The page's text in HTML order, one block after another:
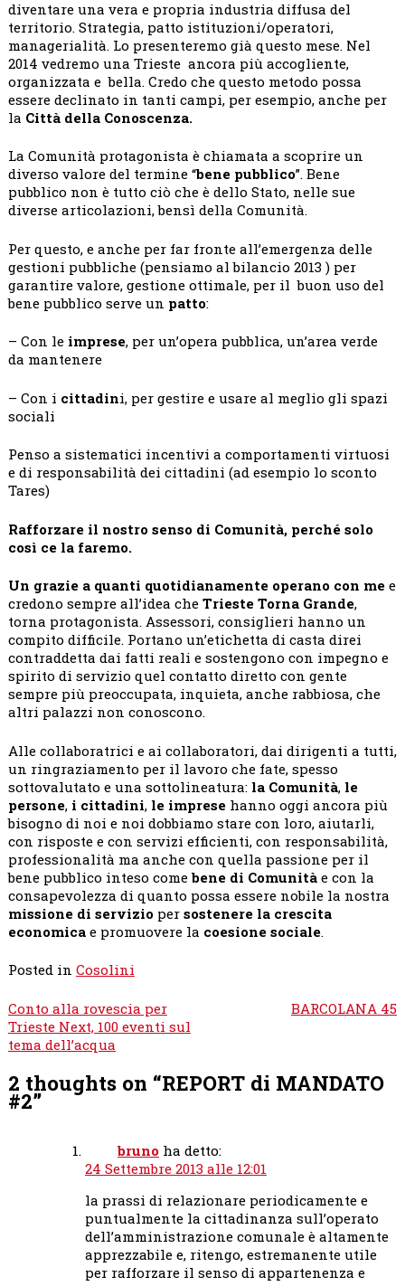
diventare una vera e propria industria diffusa del
territorio. Strategia, patto istituzioni/operatori,
managerialità. Lo presenteremo già questo mese. Nel
2014 vedremo una Trieste ancora più accogliente,
organizzata e bella. Credo che questo metodo possa
essere declinato in tanti campi, per esempio, anche per
la Città della Conoscenza.
La Comunità protagonista è chiamata a scoprire un
diverso valore del termine “bene pubblico”. Bene
pubblico non è tutto ciò che è dello Stato, nelle sue
diverse articolazioni, bensì della Comunità.
Per questo, e anche per far fronte all’emergenza delle
gestioni pubbliche (pensiamo al bilancio 2013 ) per
garantire valore, gestione ottimale, per il buon uso del
bene pubblico serve un patto:
– Con leimprese, per un’opera pubblica, un’area verde
da mantenere
– Con i cittadini, per gestire e usare al meglio gli spazi
sociali
Penso a sistematici incentivi a comportamenti virtuosi
e di responsabilità dei cittadini (ad esempio lo sconto
Tares)
Rafforzare il nostro senso di Comunità, perché solo
così ce la faremo.
Un grazie a quanti quotidianamente operano con mee
credono sempre all’idea che Trieste Torna Grande,
torna protagonista. Assessori, consiglieri hanno un
compito difficile. Portano un’etichetta di casta direi
contraddetta dai fatti reali e sostengono con impegno e
spirito di servizio quel contatto diretto con gente
sempre più preoccupata, inquieta, anche rabbiosa, che
altri palazzi non conoscono.
Alle collaboratrici e ai collaboratori, dai dirigenti a tutti,
un ringraziamento per il lavoro che fate, spesso
sottovalutato e una sottolineatura:la Comunità, le
persone, i cittadini,le impresehanno oggi ancora più
bisogno di noi e noi dobbiamo stare con loro, aiutarli,
con risposte e con servizi efficienti, con responsabilità,
professionalità ma anche con quella passione per il
bene pubblico inteso comebene di Comunitàe con la
consapevolezza di quanto possa essere nobile la nostra
missione di servizio per sostenere la crescita
economicae promuovere la coesione sociale.
Posted in Cosolini
Navigazione
articoli
Conto alla rovescia per
Trieste Next, 100 eventi sul
tema dell’acqua
BARCOLANA 45
2 thoughts on “REPORT di MANDATO
#2”
bruno ha detto:
24 Settembre 2013 alle 12:01
la prassi di relazionare periodicamente e
puntualmente la cittadinanza sull’operato
dell’amministrazione comunale è altamente
apprezzabile e, ritengo, estremanente utile
per rafforzare il senso di appartenenza e